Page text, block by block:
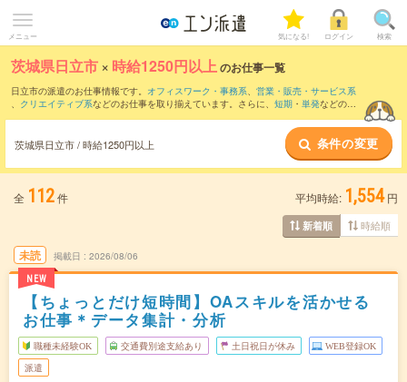
メニュー 気になる! ログイン 検索
茨城県日立市 × 時給1250円以上のお仕事一覧
日立市の派遣のお仕事情報です。 オフィスワーク・事務系、 営業・販売・サービス系
、 クリエイティブ系などのお仕事を取り揃えています。さらに、 短期 ・ 単発などの期
茨城県日立市 / 時給1250円以上 条件の変更
全 112件 平均時給: 1,554 円
新着順 時給順
未読
NEW
掲載日 2026/08/06
【ちょっとだけ短時間】OAスキルを活かせる
お仕事＊データ集計・分析
職種未経験OK 交通費別途支給あり 土日祝日が休み WEB登録OK
派遣